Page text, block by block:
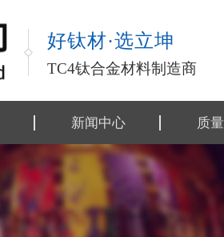
好钛材·选立坤
TC4钛合金材料制造商
新闻中心
公司动态
质